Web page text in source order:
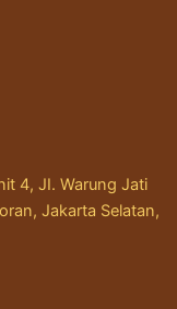
4, JI. Warung Jati
Jakarta Selatan,